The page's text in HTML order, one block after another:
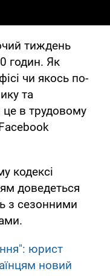
тиждень
годин. Як
чи якось по-
та
в трудовому
кодексі
доведеться
з сезонними
юрист
новий